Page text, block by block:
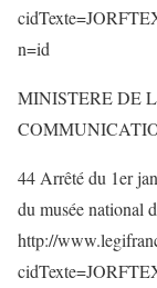
n=id
MINISTERE DE
44 Arrêté du 1er
du musée national
http://